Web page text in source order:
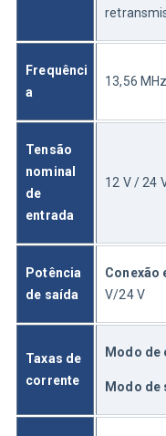
Frequênci
a
13,56 MHz
Tensão
nominal
de
entrada
12 V / 24
Potência
de saída
Conexão
V/24 V
Taxas de
corrente
Modo de
Modo de